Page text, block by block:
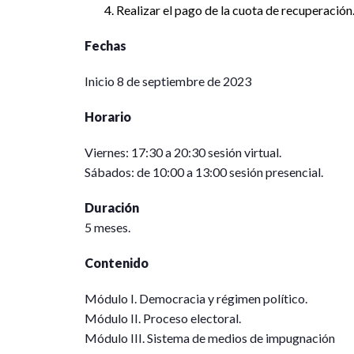
Realizar el pago de la cuota de recuperación.
Fechas
Inicio 8 de septiembre de 2023
Horario
Viernes: 17:30 a 20:30 sesión virtual.
Sábados: de 10:00 a 13:00 sesión presencial.
Duración
5 meses.
Contenido
Módulo I. Democracia y régimen político.
Módulo II. Proceso electoral.
Módulo III. Sistema de medios de impugnación